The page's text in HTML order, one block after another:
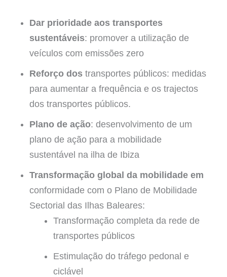
Dar prioridade aos transportes
sustentáveis: promover a utilização de
veículos com emissões zero
Reforço dos transportes públicos: medidas
para aumentar a frequência e os trajectos
dos transportes públicos.
Plano de ação: desenvolvimento de um
plano de ação para a mobilidade
sustentável na ilha de Ibiza
Transformação global da mobilidade em
conformidade com o Plano de Mobilidade
Sectorial das Ilhas Baleares:
Transformação completa da rede de
transportes públicos
Estimulação do tráfego pedonal e
ciclável